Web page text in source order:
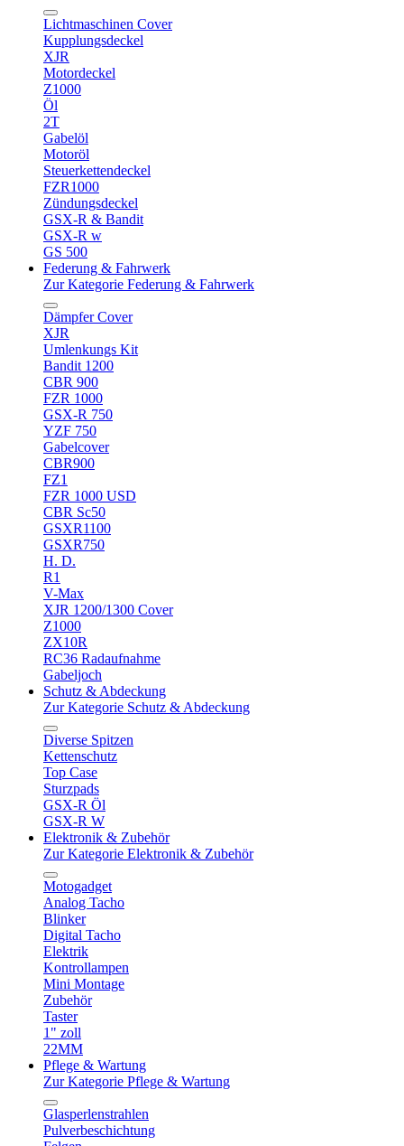
Lichtmaschinen Cover
Kupplungsdeckel
XJR
Motordeckel
Z1000
Öl
2T
Gabelöl
Motoröl
Steuerkettendeckel
FZR1000
Zündungsdeckel
GSX-R & Bandit
GSX-R w
GS 500
Federung & Fahrwerk
Zur Kategorie Federung & Fahrwerk
Dämpfer Cover
XJR
Umlenkungs Kit
Bandit 1200
CBR 900
FZR 1000
GSX-R 750
YZF 750
Gabelcover
CBR900
FZ1
FZR 1000 USD
CBR Sc50
GSXR1100
GSXR750
H. D.
R1
V-Max
XJR 1200/1300 Cover
Z1000
ZX10R
RC36 Radaufnahme
Gabeljoch
Schutz & Abdeckung
Zur Kategorie Schutz & Abdeckung
Diverse Spitzen
Kettenschutz
Top Case
Sturzpads
GSX-R Öl
GSX-R W
Elektronik & Zubehör
Zur Kategorie Elektronik & Zubehör
Motogadget
Analog Tacho
Blinker
Digital Tacho
Elektrik
Kontrollampen
Mini Montage
Zubehör
Taster
1" zoll
22MM
Pflege & Wartung
Zur Kategorie Pflege & Wartung
Glasperlenstrahlen
Pulverbeschichtung